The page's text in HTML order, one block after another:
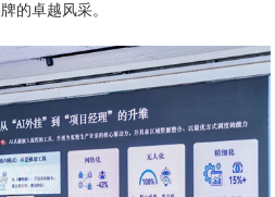
的卓越风采。